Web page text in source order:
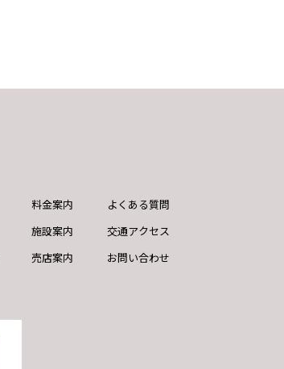
料金案内
施設案内
売店案内
よくある質問
交通アクセス
お問い合わせ